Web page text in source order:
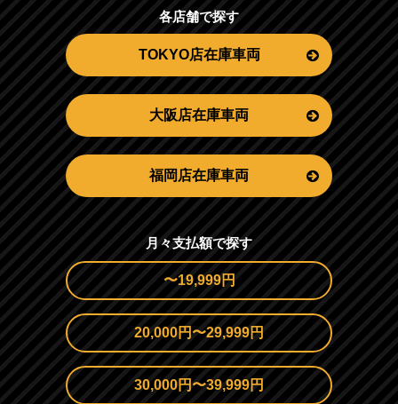
各店舗で探す
TOKYO店在庫車両
大阪店在庫車両
福岡店在庫車両
月々支払額で探す
〜19,999円
20,000円〜29,999円
30,000円〜39,999円